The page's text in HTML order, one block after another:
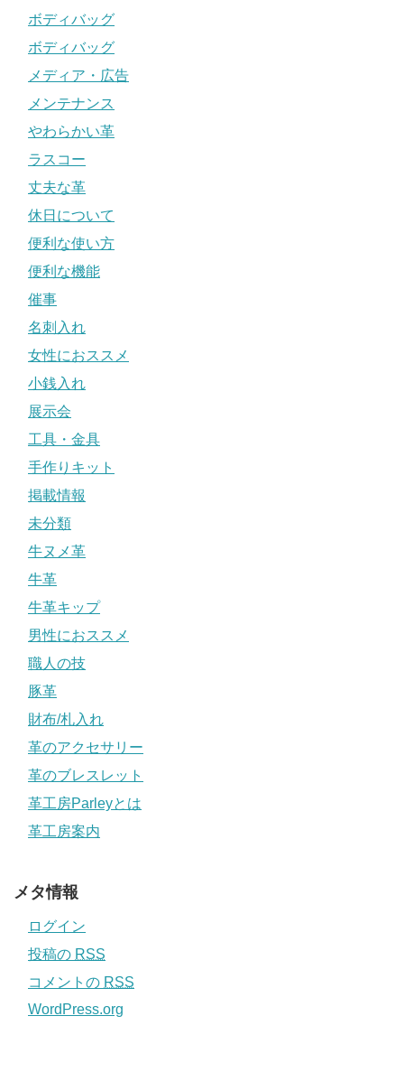
ボディバッグ
ボディバッグ
メディア・広告
メンテナンス
やわらかい革
ラスコー
丈夫な革
休日について
便利な使い方
便利な機能
催事
名刺入れ
女性におススメ
小銭入れ
展示会
工具・金具
手作りキット
掲載情報
未分類
牛ヌメ革
牛革
牛革キップ
男性におススメ
職人の技
豚革
財布/札入れ
革のアクセサリー
革のブレスレット
革工房Parleyとは
革工房案内
メタ情報
ログイン
投稿の RSS
コメントの RSS
WordPress.org